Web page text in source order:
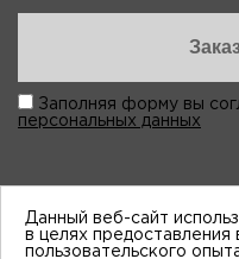
Заполняя форму вы
персональных данных
Данный веб-сайт
в целях предоставления
пользовательского